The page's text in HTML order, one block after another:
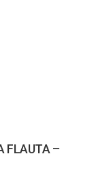
FLAUTA –